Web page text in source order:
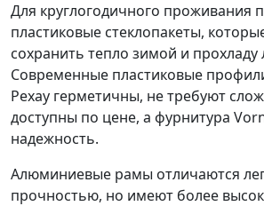
Для круглогодичного проживания
пластиковые стеклопакеты,
сохранить тепло зимой и прохладу
Современные пластиковые
Рехау герметичны, не требуют
доступны по цене, а фурнитура
надежность.
Алюминиевые рамы отличаются
прочностью, но имеют более